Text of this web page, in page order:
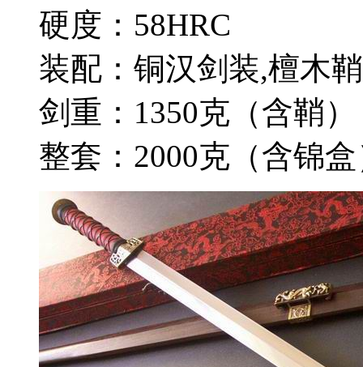
硬度：58HRC
装配：铜汉剑装,檀木
剑重：1350克（含鞘）
整套：2000克（含锦